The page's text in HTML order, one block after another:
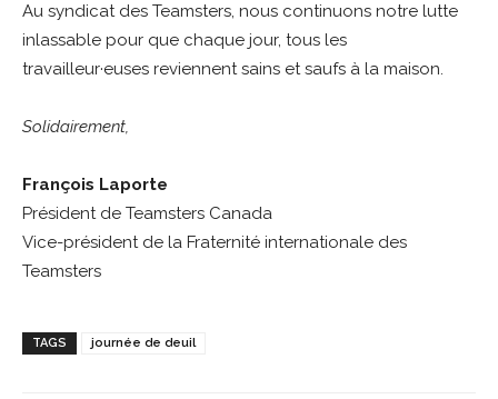
Au syndicat des Teamsters, nous continuons notre lutte
inlassable pour que chaque jour, tous les
travailleur·euses reviennent sains et saufs à la maison.
Solidairement,
François Laporte
Président de Teamsters Canada
Vice-président de la Fraternité internationale des
Teamsters
TAGS journée de deuil